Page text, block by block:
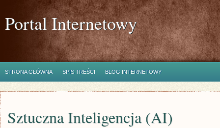
Portal Internetowy
STRONA GŁÓWNA SPIS TREŚCI BLOG INTERNETOWY
Sztuczna Inteligencja (AI)